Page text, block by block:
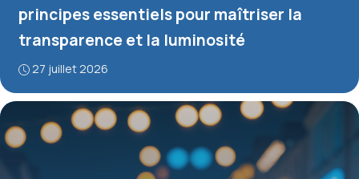
principes essentiels pour maîtriser la
transparence et la luminosité
27 juillet 2026